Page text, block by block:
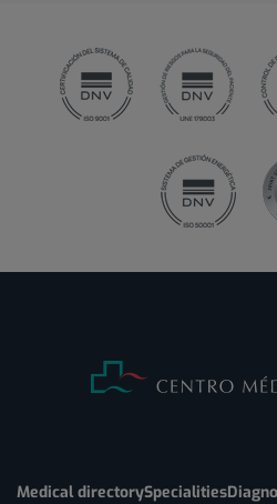
Medical directorySpecialities